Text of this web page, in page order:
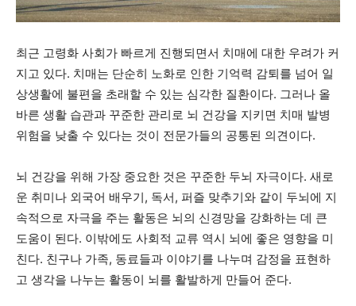
최근 고령화 사회가 빠르게 진행되면서 치매에 대한 우려가 커
지고 있다. 치매는 단순히 노화로 인한 기억력 감퇴를 넘어 일
상생활에 불편을 초래할 수 있는 심각한 질환이다. 그러나 올
바른 생활 습관과 꾸준한 관리로 뇌 건강을 지키면 치매 발병
위험을 낮출 수 있다는 것이 전문가들의 공통된 의견이다.
뇌 건강을 위해 가장 중요한 것은 꾸준한 두뇌 자극이다. 새로
운 취미나 외국어 배우기, 독서, 퍼즐 맞추기와 같이 두뇌에 지
속적으로 자극을 주는 활동은 뇌의 신경망을 강화하는 데 큰
도움이 된다. 이밖에도 사회적 교류 역시 뇌에 좋은 영향을 미
친다. 친구나 가족, 동료들과 이야기를 나누며 감정을 표현하
고 생각을 나누는 활동이 뇌를 활발하게 만들어 준다.